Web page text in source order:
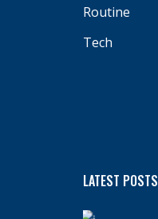
Routine
Tech
LATEST POSTS